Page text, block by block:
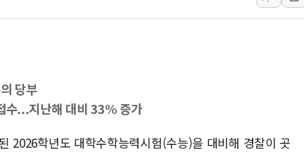
인천시 광복절 현수막 '
'호우·산사태 주의보'
여야, 황희 '버스 하우
당부
수...지난해 대비 33% 증가
2026학년도 대학수학능력시험(수능)을 대비해 경찰이 곳